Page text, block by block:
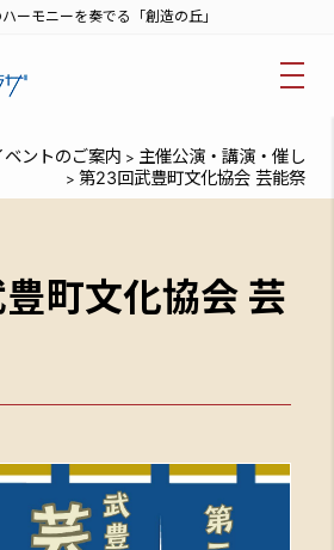
ーモニーを奏でる「創造の丘」
ベントのご案内 > 主催公演・講演・催し
> 第23回武豊町文化協会 芸能祭
町文化協会 芸